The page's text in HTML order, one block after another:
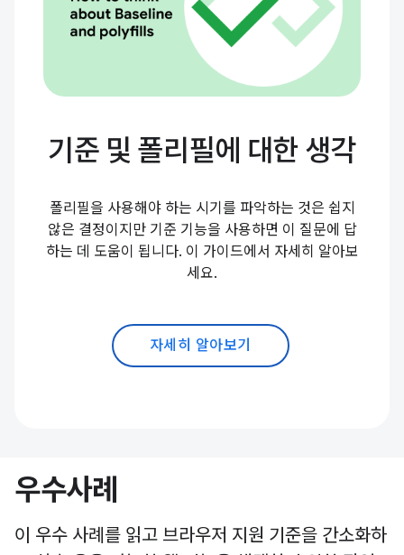
기준 및 폴리필에 대한 생각
폴리필을 사용해야 하는 시기를 파악하는 것은 쉽지
않은 결정이지만 기준 기능을 사용하면 이 질문에 답
하는 데 도움이 됩니다. 이 가이드에서 자세히 알아보
세요.
자세히 알아보기
우수사례
이 우수 사례를 읽고 브라우저 지원 기준을 간소화하